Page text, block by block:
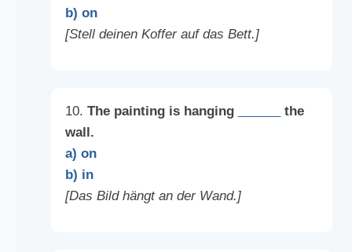
b) on
[Stell deinen Koffer auf das Bett.]
10. The painting is hanging
the
wall.
a) on
b) in
[Das Bild hängt an der Wand.]